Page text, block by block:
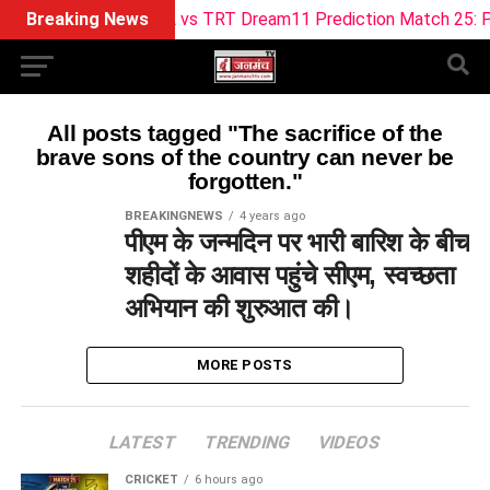
Breaking NewsML vs TRT Dream11 Prediction Match 25:
All posts tagged "The sacrifice of the
brave sons of the country can never be
forgotten."
BREAKINGNEWS 4 years ago
पीएम के जन्मदिन पर भारी बारिश के बीच
शहीदों के आवास पहुंचे सीएम, स्वच्छता
अभियान की शुरुआत की।
MORE POSTS
LATEST TRENDING VIDEOS
CRICKET 6 hours ago